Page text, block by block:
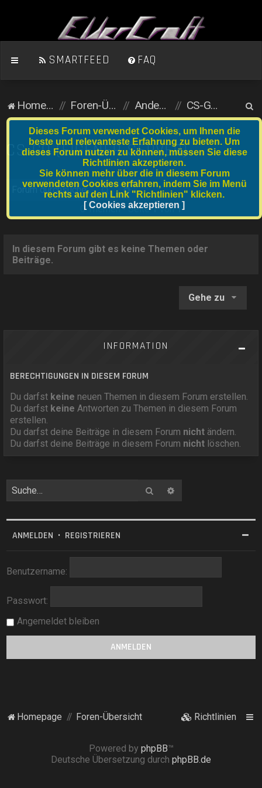
SMARTFEED FAQ
Homepage Foren-Übersicht Andere Spiele CS-GO (eigener Server)
u
CS-GO (EIGENER SERVER)
SucheErweiterte Suche
0 Themen • Seite1von1
In diesem Forum gibt es keine Themen oder
Beiträge.
Gehe zu
INFORMATION
BERECHTIGUNGEN IN DIESEM FORUM
Du darfst keine neuen Themen in diesem Forum erstellen.
Du darfst keine Antworten zu Themen in diesem Forum
erstellen.
Du darfst deine Beiträge in diesem Forum nicht ändern.
Du darfst deine Beiträge in diesem Forum nicht löschen.
Suche
ANMELDEN • REGISTRIEREN
Benutzername:
Passwort:
Angemeldet bleiben
Dieses Forum verwendet Cookies, um Ihnen die
beste und relevanteste Erfahrung zu bieten. Um
dieses Forum nutzen zu können, müssen Sie diese
Richtlinien akzeptieren.
Sie können mehr über die in diesem Forum
verwendeten Cookies erfahren, indem Sie im Menü
rechts auf den Link "Richtlinien" klicken.
[ Cookies akzeptieren ]
Homepage Foren-Übersicht Richtlinien
Powered by phpBB™
Deutsche Übersetzung durch phpBB.de